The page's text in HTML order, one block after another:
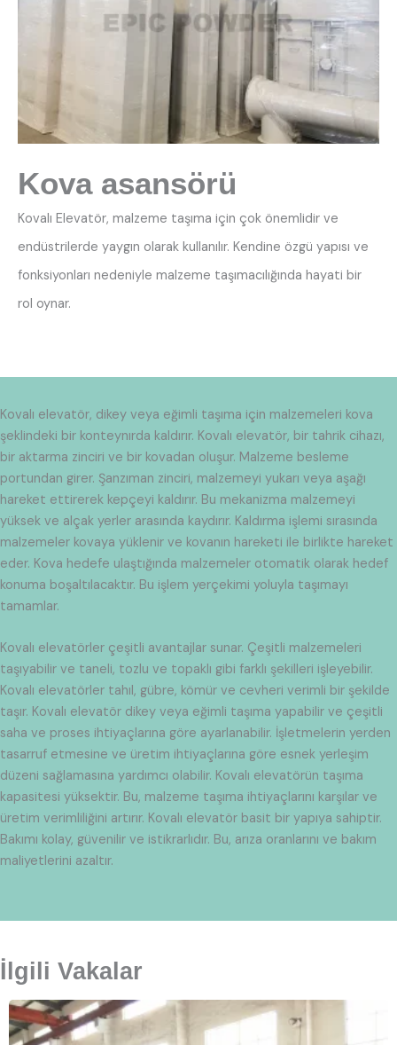
Kova asansörü
Kovalı Elevatör, malzeme taşıma için çok önemlidir ve
endüstrilerde yaygın olarak kullanılır. Kendine özgü yapısı ve
fonksiyonları nedeniyle malzeme taşımacılığında hayati bir
rol oynar.
Kovalı elevatör, dikey veya eğimli taşıma için malzemeleri kova
şeklindeki bir konteynırda kaldırır. Kovalı elevatör, bir tahrik cihazı,
bir aktarma zinciri ve bir kovadan oluşur. Malzeme besleme
portundan girer. Şanzıman zinciri, malzemeyi yukarı veya aşağı
hareket ettirerek kepçeyi kaldırır. Bu mekanizma malzemeyi
yüksek ve alçak yerler arasında kaydırır. Kaldırma işlemi sırasında
malzemeler kovaya yüklenir ve kovanın hareketi ile birlikte hareket
eder. Kova hedefe ulaştığında malzemeler otomatik olarak hedef
konuma boşaltılacaktır. Bu işlem yerçekimi yoluyla taşımayı
tamamlar.
Kovalı elevatörler çeşitli avantajlar sunar. Çeşitli malzemeleri
taşıyabilir ve taneli, tozlu ve topaklı gibi farklı şekilleri işleyebilir.
Kovalı elevatörler tahıl, gübre, kömür ve cevheri verimli bir şekilde
taşır. Kovalı elevatör dikey veya eğimli taşıma yapabilir ve çeşitli
saha ve proses ihtiyaçlarına göre ayarlanabilir. İşletmelerin yerden
tasarruf etmesine ve üretim ihtiyaçlarına göre esnek yerleşim
düzeni sağlamasına yardımcı olabilir. Kovalı elevatörün taşıma
kapasitesi yüksektir. Bu, malzeme taşıma ihtiyaçlarını karşılar ve
üretim verimliliğini artırır. Kovalı elevatör basit bir yapıya sahiptir.
Bakımı kolay, güvenilir ve istikrarlıdır. Bu, arıza oranlarını ve bakım
maliyetlerini azaltır.
İlgili Vakalar